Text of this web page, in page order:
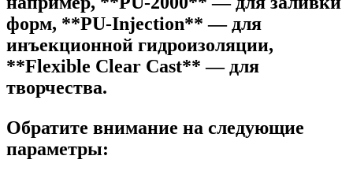
форм, **PU-Injection** — для
инъекционной гидроизоляции,
**Flexible Clear Cast** — для
творчества.
Обратите внимание на следующие
параметры: